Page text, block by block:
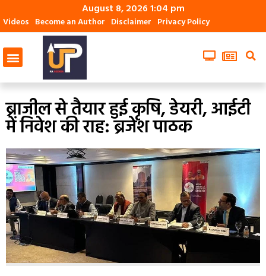
August 8, 2026 1:04 pm
Videos Become an Author Disclaimer Privacy Policy
ब्राजील से तैयार हुई कृषि, डेयरी, आईटी
में निवेश की राह: ब्रजेश पाठक